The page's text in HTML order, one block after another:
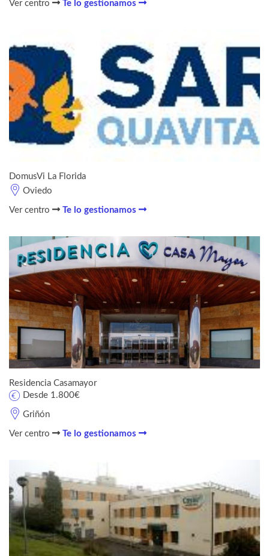
Ver centro Te lo gestionamos
DomusVi La Florida
Oviedo
Ver centro Te lo gestionamos
Residencia Casamayor
Griñón
Desde 1.800€
Ver centro Te lo gestionamos